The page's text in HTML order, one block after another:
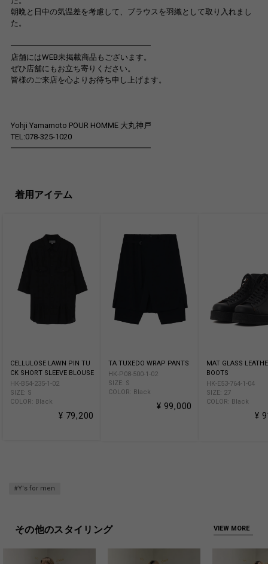
朝晩と日中の気温差を考慮して、ブラウスを羽織として取り入れまし
た。
━━━━━━━━━━━━━━━━━━
店舗にはWEB未掲載商品もございます。
ぜひ店舗にもお立ち寄りください。
皆様のご来店を心よりお待ち申し上げます。
Yohji Yamamoto POUR HOMME 大丸神戸
TEL:078-325-1020
━━━━━━━━━━━━━━━━━━
着用アイテム
CELLULOSE LAWN PIN TU
CK SHORT SLEEVE BLOUSE
HK-B54-235-1-02
SIZE: S
COLOR: Black
¥ 79,200
TA TUXEDO WRAP PANTS
HK-P08-500-1-02
SIZE: S
COLOR: Black
¥ 99,000
MAT GLASS
BOOTS
HK-E53-764-1-04
SIZE: 27
COLOR: Black
¥
#Y's for men
その他のスタイリング VIEW MORE